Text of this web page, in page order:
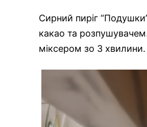
Сирний пиріг
какао та
міксером зо 3 хвилини.